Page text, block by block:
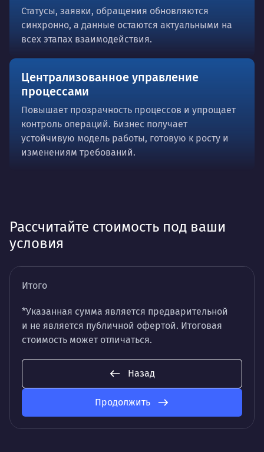
Статусы, заявки, обращения обновляются
синхронно, а данные остаются актуальными на
всех этапах взаимодействия.
Централизованное управление
процессами
Повышает прозрачность процессов и упрощает
контроль операций. Бизнес получает
устойчивую модель работы, готовую к росту и
изменениям требований.
Рассчитайте стоимость под ваши
условия
Итого
*Указанная сумма является предварительной
и не является публичной офертой. Итоговая
стоимость может отличаться.
Назад
Продолжить